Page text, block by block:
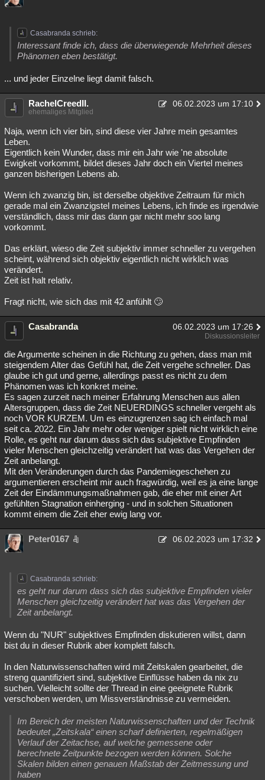
Casabranda schrieb:
Interessant finde ich, dass die überwiegende Mehrheit dieses
Phänomen eben bestätigt.
... und jeder Einzelne liegt damit falsch.
RachelCreedII. 06.02.2023 um 17:10
ehemaliges Mitglied
Naja, wenn ich vier bin, sind diese vier Jahre mein gesamtes
Leben.
Eigentlich kein Wunder, dass mir ein Jahr wie 'ne absolute
Ewigkeit vorkommt, bildet dieses Jahr doch ein Viertel meines
ganzen bisherigen Lebens ab.
Wenn ich zwanzig bin, ist derselbe objektive Zeitraum für mich
gerade mal ein Zwanzigstel meines Lebens, ich finde es irgendwie
verständlich, dass mir das dann gar nicht mehr soo lang
vorkommt.
Das erklärt, wieso die Zeit subjektiv immer schneller zu vergehen
scheint, während sich objektiv eigentlich nicht wirklich was
verändert.
Zeit ist halt relativ.
Fragt nicht, wie sich das mit 42 anfühlt 🙄
Casabranda 06.02.2023 um 17:26
Diskussionsleiter
die Argumente scheinen in die Richtung zu gehen, dass man mit
steigendem Alter das Gefühl hat, die Zeit vergehe schneller. Das
glaube ich gut und gerne, allerdings passt es nicht zu dem
Phänomen was ich konkret meine.
Es sagen zurzeit nach meiner Erfahrung Menschen aus allen
Altersgruppen, dass die Zeit NEUERDINGS schneller vergeht als
noch VOR KURZEM. Um es einzugrenzen sag ich einfach mal
seit ca. 2022. Ein Jahr mehr oder weniger spielt nicht wirklich eine
Rolle, es geht nur darum dass sich das subjektive Empfinden
vieler Menschen gleichzeitig verändert hat was das Vergehen der
Zeit anbelangt.
Mit den Veränderungen durch das Pandemiegeschehen zu
argumentieren erscheint mir auch fragwürdig, weil es ja eine lange
Zeit der Eindämmungsmaßnahmen gab, die eher mit einer Art
gefühlten Stagnation einherging - und in solchen Situationen
kommt einem die Zeit eher ewig lang vor.
Peter0167 06.02.2023 um 17:32
Casabranda schrieb:
es geht nur darum dass sich das subjektive Empfinden vieler
Menschen gleichzeitig verändert hat was das Vergehen der
Zeit anbelangt.
Wenn du "NUR" subjektives Empfinden diskutieren willst, dann
bist du in dieser Rubrik aber komplett falsch.
In den Naturwissenschaften wird mit Zeitskalen gearbeitet, die
streng quantifiziert sind, subjektive Einflüsse haben da nix zu
suchen. Vielleicht sollte der Thread in eine geeignete Rubrik
verschoben werden, um Missverständnisse zu vermeiden.
Im Bereich der meisten Naturwissenschaften und der Technik
bedeutet „Zeitskala“ einen scharf definierten, regelmäßigen
Verlauf der Zeitachse, auf welche gemessene oder
berechnete Zeitpunkte bezogen werden können. Solche
Skalen bilden einen genauen Maßstab der Zeitmessung und
haben